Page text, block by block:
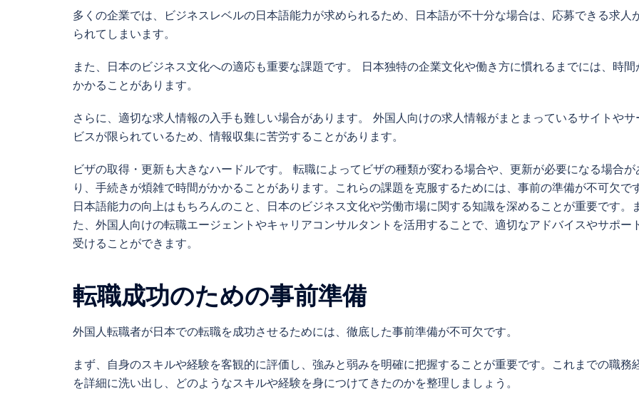
多くの企業では、ビジネスレベルの日本語能力が求められるため、日本語が不十分な場合は、応募できる求人
られてしまいます。
また、日本のビジネス文化への適応も重要な課題です。 日本独特の企業文化や働き方に慣れるまでには、時間
かかることがあります。
さらに、適切な求人情報の入手も難しい場合があります。 外国人向けの求人情報がまとまっているサイトやサ
ビスが限られているため、情報収集に苦労することがあります。
ビザの取得・更新も大きなハードルです。 転職によってビザの種類が変わる場合や、更新が必要になる場合が
り、手続きが煩雑で時間がかかることがあります。これらの課題を克服するためには、事前の準備が不可欠です
日本語能力の向上はもちろんのこと、日本のビジネス文化や労働市場に関する知識を深めることが重要です。
た、外国人向けの転職エージェントやキャリアコンサルタントを活用することで、適切なアドバイスやサポー
受けることができます。
転職成功のための事前準備
外国人転職者が日本での転職を成功させるためには、徹底した事前準備が不可欠です。
まず、自身のスキルや経験を客観的に評価し、強みと弱みを明確に把握することが重要です。これまでの職務
を詳細に洗い出し、どのようなスキルや経験を身につけてきたのかを整理しましょう。